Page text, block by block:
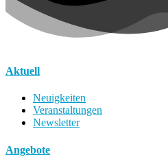
Aktuell
Neuigkeiten
Veranstaltungen
Newsletter
Angebote